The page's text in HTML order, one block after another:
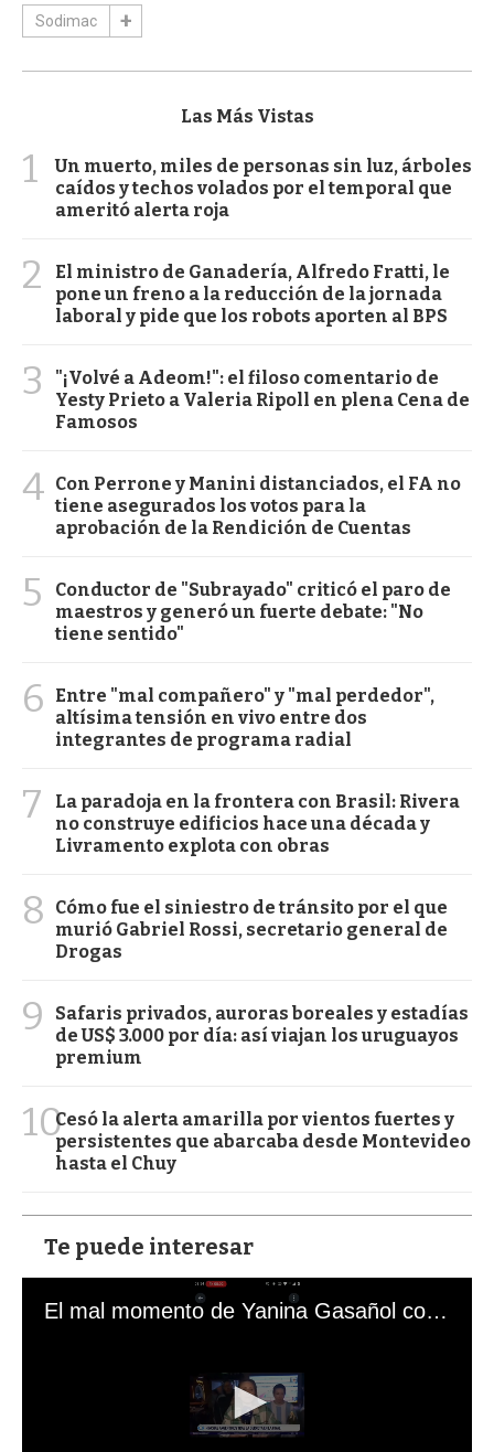
Sodimac
Las Más Vistas
1
Un muerto, miles de personas sin luz, árboles
caídos y techos volados por el temporal que
ameritó alerta roja
2
El ministro de Ganadería, Alfredo Fratti, le
pone un freno a la reducción de la jornada
laboral y pide que los robots aporten al BPS
3
"¡Volvé a Adeom!": el filoso comentario de
Yesty Prieto a Valeria Ripoll en plena Cena de
Famosos
4 Con Perrone y Manini distanciados, el FA no
tiene asegurados los votos para la
aprobación de la Rendición de Cuentas
5
Conductor de "Subrayado" criticó el paro de
maestros y generó un fuerte debate: "No
tiene sentido"
6
Entre "mal compañero" y "mal perdedor",
altísima tensión en vivo entre dos
integrantes de programa radial
7
La paradoja en la frontera con Brasil: Rivera
no construye edificios hace una década y
Livramento explota con obras
8
Cómo fue el siniestro de tránsito por el que
murió Gabriel Rossi, secretario general de
Drogas
9
Safaris privados, auroras boreales y estadías
de US$ 3.000 por día: así viajan los uruguayos
premium
10Cesó la alerta amarilla por vientos fuertes y
persistentes que abarcaba desde Montevideo
hasta el Chuy
Te puede interesar
El mal momento de Yanina Gasañol con un hincha argentino en "Subrayado"